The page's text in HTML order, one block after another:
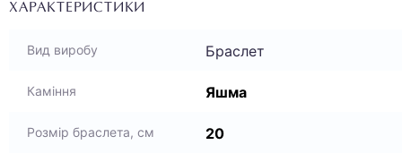
ХАРАКТЕРИСТИКИ
Вид виробу Браслет
Каміння Яшма
Розмір браслета, см 20